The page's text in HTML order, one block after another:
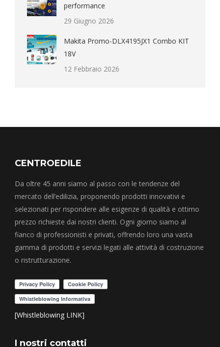
performance
29 Giugno 2026
Makita Promo-DLX4195JX1 Combo KIT
18V
12 Febbraio 2026
CENTROEDILE
Da oltre 45 anni siamo al passo con le tendenze del
mercato dell’edilizia, proponendo prodotti innovativi e
selezionati per rispondere alle esigenze di qualità e ottimo
prezzo richieste dai nostri clienti. Ogni giorno siamo al
fianco di professionisti e privati, offrendo loro una vasta
gamma di prodotti e servizi legati alle attività di costruzione
o ristrutturazione.
[Whistleblowing LINK]
I nostri contatti